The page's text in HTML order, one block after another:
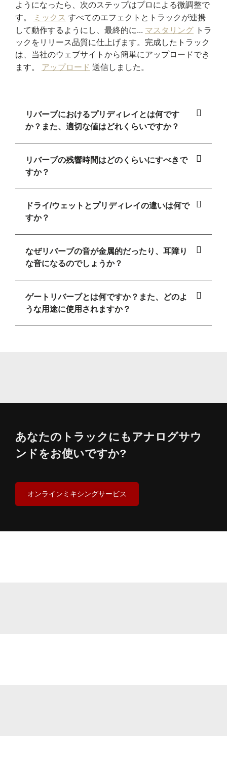
ようになったら、次のステップはプロによる微調整で
す。
ミックス すべてのエフェクトとトラックが連携
して動作するようにし、最終的に... マスタリング トラ
ックをリリース品質に仕上げます。完成したトラック
は、当社のウェブサイトから簡単にアップロードでき
ます。 アップロード 送信しました。
リバーブにおけるプリディレイとは何です
か？また、適切な値はどれくらいですか？
リバーブの残響時間はどのくらいにすべきで
すか？
ドライ/ウェットとプリディレイの違いは何で
すか？
なぜリバーブの音が金属的だったり、耳障り
な音になるのでしょうか？
ゲートリバーブとは何ですか？また、どのよ
うな用途に使用されますか？
あなたのトラックにもアナログサウ
ンドをお使いですか?
オンラインミキシングサービス